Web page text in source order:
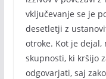
vključevanje se je
desetletji z
otroke. Kot je
skupnosti, ki kršijo
odgovarjati, saj